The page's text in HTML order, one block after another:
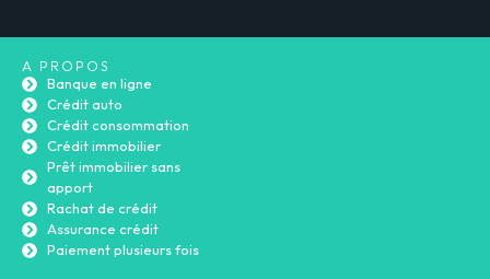
A PROPOS
Banque en ligne
Crédit auto
Crédit consommation
Crédit immobilier
Prêt immobilier sans
apport
Rachat de crédit
Assurance crédit
Paiement plusieurs fois